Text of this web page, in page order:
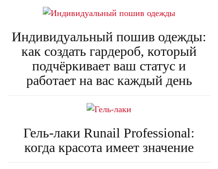
Индивидуальный пошив одежды:
как создать гардероб, который
подчёркивает ваш статус и
работает на вас каждый день
Гель-лаки Runail Professional:
когда красота имеет значение